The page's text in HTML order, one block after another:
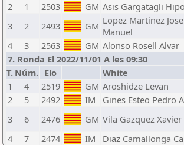
2
1 2503 GM Asis Gargatagli
3
2 2493 GM Lopez Martinez
Manuel
4
3 2563 GM Alonso Rosell Alvar
7. Ronda El 2022/11/01 A les 09:30
T. Núm. Elo White
1
4 2519 GM Aroshidze Levan
2
5 2492 IM Gines Esteo Pedro
3
6 2476 GM Vila Gazquez Xavier
4
7 2474 IM Diaz Camallonga